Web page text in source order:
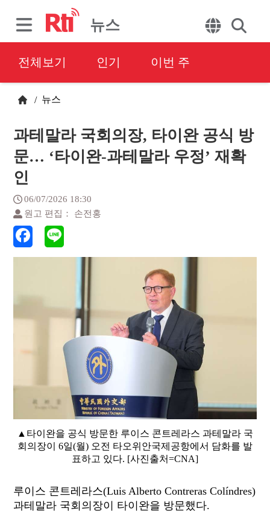
뉴스
전체보기 인기 이번 주
/ 뉴스
과테말라 국회의장, 타이완 공식 방
문… ‘타이완-과테말라 우정’ 재확
인
06/07/2026 18:30
원고 편집： 손전홍
▲타이완을 공식 방문한 루이스 콘트레라스 과테말라 국
회의장이 6일(월) 오전 타오위안국제공항에서 담화를 발
표하고 있다. [사진출처=CNA]
루이스 콘트레라스(Luis Alberto Contreras Colíndres)
과테말라 국회의장이 타이완을 방문했다.